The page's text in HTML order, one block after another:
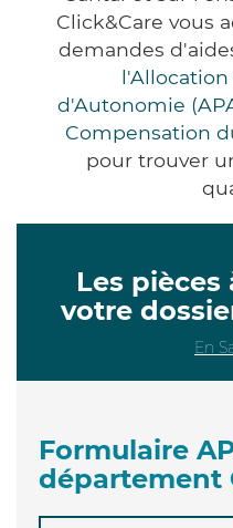
Click&Care vous
demandes
d'Autonomie
Compensation
pour trouver
Les
votre
En
Formulaire
département